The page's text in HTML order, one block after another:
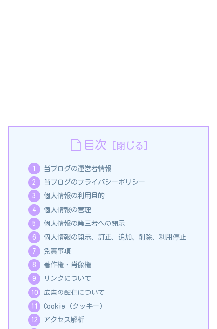
目次
当ブログの運営者情報
当ブログのプライバシーポリシー
個人情報の利用目的
個人情報の管理
個人情報の第三者への開示
個人情報の開示、訂正、追加、削除、利用停止
免責事項
著作権・肖像権
リンクについて
広告の配信について
Cookie（クッキー）
アクセス解析